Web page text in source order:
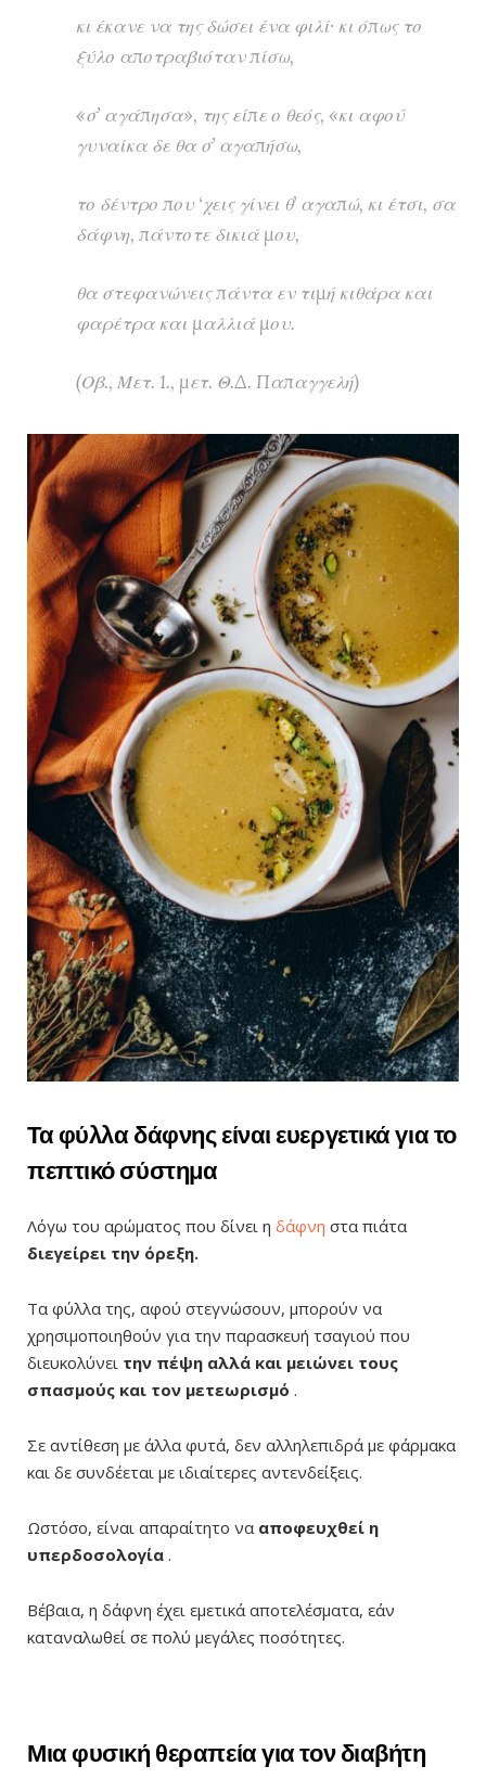
κι έκανε να της δώσει ένα φιλί· κι όπως το
ξύλο αποτραβιόταν πίσω,
«σ’ αγάπησα», της είπε ο θεός, «κι αφού
γυναίκα δε θα σ’ αγαπήσω,
το δέντρο που ‘χεις γίνει θ’ αγαπώ, κι έτσι, σα
δάφνη, πάντοτε δικιά μου,
θα στεφανώνεις πάντα εν τιμή κιθάρα και
φαρέτρα και μαλλιά μου.
(Οβ., Μετ. 1., μετ. Θ.Δ. Παπαγγελή)
Τα φύλλα δάφνης είναι ευεργετικά για το
πεπτικό σύστημα
Λόγω του αρώματος που δίνει η δάφνη στα πιάτα
διεγείρει την όρεξη.
Τα φύλλα της, αφού στεγνώσουν, μπορούν να
χρησιμοποιηθούν για την παρασκευή τσαγιού που
διευκολύνει την πέψη αλλά και μειώνει τους
σπασμούς και τον μετεωρισμό .
Σε αντίθεση με άλλα φυτά, δεν αλληλεπιδρά με φάρμακα
και δε συνδέεται με ιδιαίτερες αντενδείξεις.
Ωστόσο, είναι απαραίτητο να αποφευχθεί η
υπερδοσολογία .
Βέβαια, η δάφνη έχει εμετικά αποτελέσματα, εάν
καταναλωθεί σε πολύ μεγάλες ποσότητες.
Μια φυσική θεραπεία για τον διαβήτη